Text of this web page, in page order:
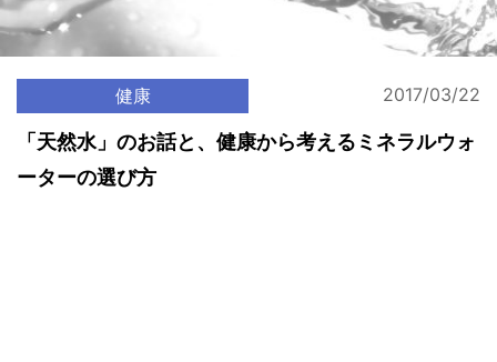
健康 2017/03/22
「天然水」のお話と、健康から考えるミネラルウォ
ーターの選び方